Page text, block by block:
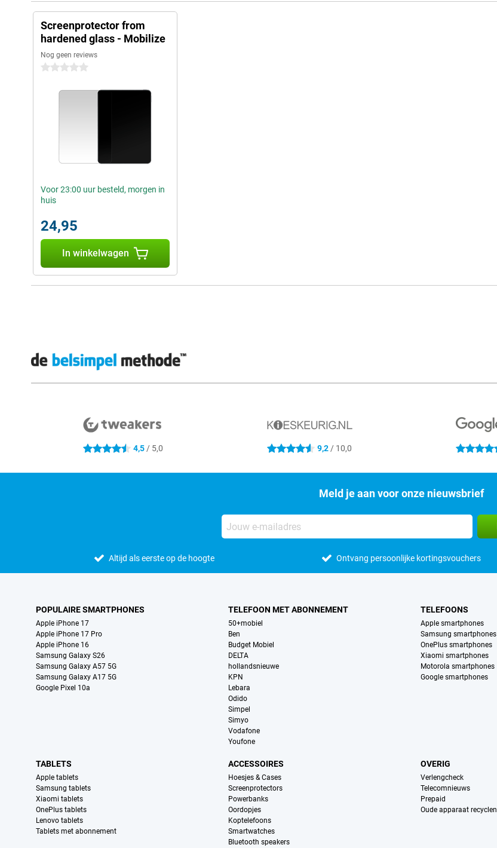
Screenprotector from
hardened glass - Mobilize
Nog geen reviews
0 sterren
Voor 23:00 uur besteld, morgen in
huis
24,95
In winkelwagen
4.5 sterren 4,5/ 5,0 4.6 sterren 9,2/ 10,0 4.4 sterren
Meld je aan voor onze nieuwsbrief
Altijd als eerste op de hoogte Ontvang persoonlijke kortingsvouchers
POPULAIRE SMARTPHONES
Apple iPhone 17
Apple iPhone 17 Pro
Apple iPhone 16
Samsung Galaxy S26
Samsung Galaxy A57 5G
Samsung Galaxy A17 5G
Google Pixel 10a
TELEFOON MET ABONNEMENT
50+mobiel
Ben
Budget Mobiel
DELTA
hollandsnieuwe
KPN
Lebara
Odido
Simpel
Simyo
Vodafone
Youfone
TELEFOONS
Apple smartphones
Samsung smartphones
OnePlus smartphones
Xiaomi smartphones
Motorola smartphones
Google smartphones
TABLETS
Apple tablets
Samsung tablets
Xiaomi tablets
OnePlus tablets
Lenovo tablets
Tablets met abonnement
ACCESSOIRES
Hoesjes & Cases
Screenprotectors
Powerbanks
Oordopjes
Koptelefoons
Smartwatches
Bluetooth speakers
OVERIG
Verlengcheck
Telecomnieuws
Prepaid
Oude apparaat recyclen